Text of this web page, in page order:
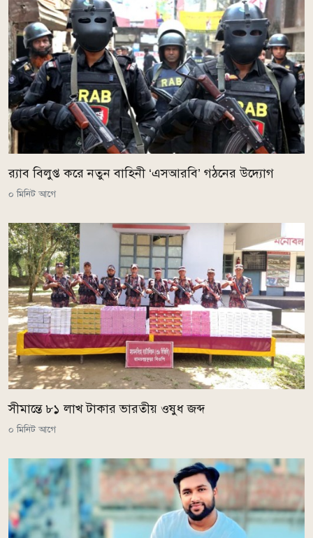
র‌্যাব বিলুপ্ত করে নতুন বাহিনী ‘এসআরবি’ গঠনের উদ্যোগ
০ মিনিট আগে
সীমান্তে ৮১ লাখ টাকার ভারতীয় ওষুধ জব্দ
০ মিনিট আগে